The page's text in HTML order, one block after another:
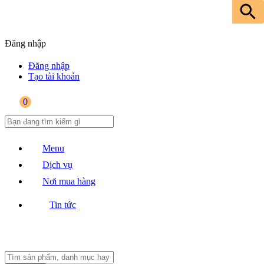
Đăng nhập
Đăng nhập
Tạo tài khoản
0
Menu
Dịch vụ
Nơi mua hàng
Tin tức